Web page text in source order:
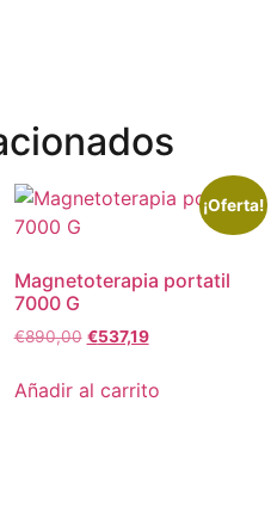
¡Oferta!
Magnetoterapia portatil
7000 G
€890,00 €537,19
Añadir al carrito